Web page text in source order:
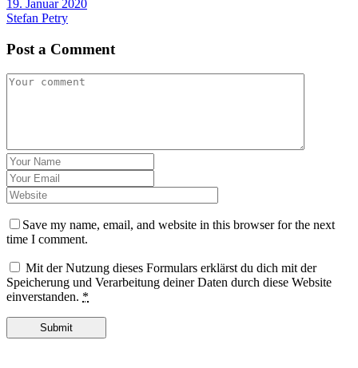
19. Januar 2020
Stefan Petry
Post a Comment
Save my name, email, and website in this browser for the next
time I comment.
Mit der Nutzung dieses Formulars erklärst du dich mit der
Speicherung und Verarbeitung deiner Daten durch diese Website
einverstanden. *
Submit